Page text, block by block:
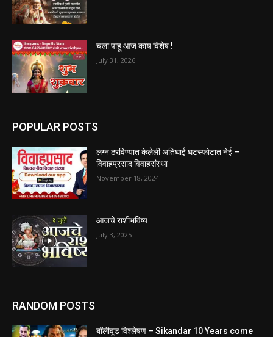
चला पाहू आज काय विशेष !
July 31, 2026
POPULAR POSTS
लग्न ठरविण्यात केलेली अतिघाई घटस्फोटात नेई –
विवाहप्रसाद विवाहसंस्था
November 18, 2024
आजचे राशीभविष्य
July 3, 2025
RANDOM POSTS
बॉलीवूड विश्लेषण – Sikandar 10 Years come